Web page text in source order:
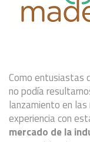
Como entusiastas
no podía
lanzamiento en
experiencia con
mercado de la